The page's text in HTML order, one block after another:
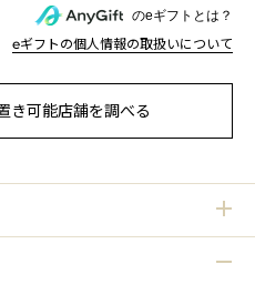
のeギフトとは？
eギフトの個人情報の取扱いについて
き可能店舗を調べる